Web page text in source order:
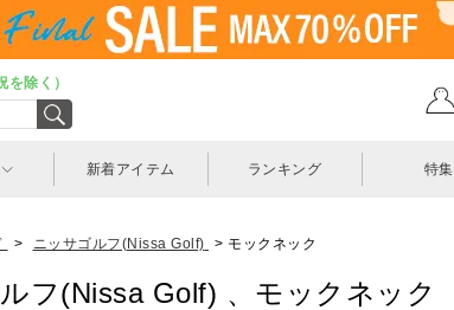
除く）
新着アイテム ランキング 特集
> ニッサゴルフ(Nissa Golf) > モックネック
フ(Nissa Golf) 、モックネック